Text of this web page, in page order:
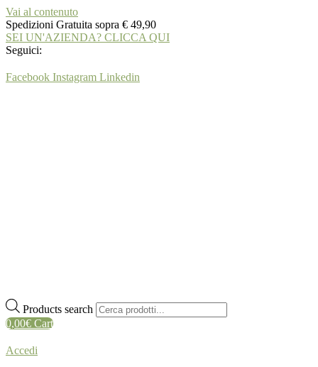
Vai al contenuto
Spedizioni Gratuita sopra € 49,90
SEI UN'AZIENDA? CLICCA QUI
Seguici:
Facebook Instagram Linkedin
Products search
0,00€ Cart
Accedi